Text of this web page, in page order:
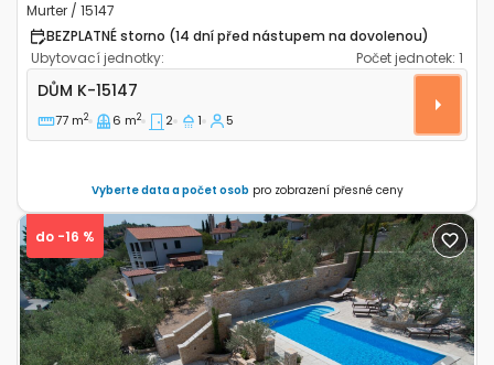
Murter / 15147
BEZPLATNÉ storno (14 dní před nástupem na dovolenou)
Ubytovací jednotky:
Počet jednotek: 1
Dvoupokojový dům Murter K-15147
DŮM K-15147
77 m2 6 m2 2 1 5
Vyberte data a počet osob pro zobrazení přesné ceny
do -16 %